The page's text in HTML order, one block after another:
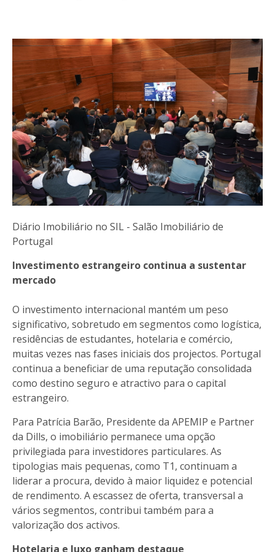
Diário Imobiliário no SIL - Salão Imobiliário de
Portugal
Investimento estrangeiro continua a sustentar
mercado
O investimento internacional mantém um peso
significativo, sobretudo em segmentos como logística,
residências de estudantes, hotelaria e comércio,
muitas vezes nas fases iniciais dos projectos. Portugal
continua a beneficiar de uma reputação consolidada
como destino seguro e atractivo para o capital
estrangeiro.
Para Patrícia Barão, Presidente da APEMIP e Partner
da Dills, o imobiliário permanece uma opção
privilegiada para investidores particulares. As
tipologias mais pequenas, como T1, continuam a
liderar a procura, devido à maior liquidez e potencial
de rendimento. A escassez de oferta, transversal a
vários segmentos, contribui também para a
valorização dos activos.
Hotelaria e luxo ganham destaque